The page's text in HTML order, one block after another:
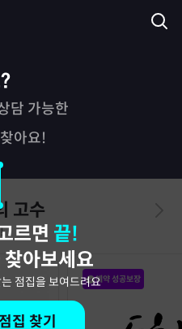
담 가능한
아요!
르면 끝!
아보세요
점집을 보여드려요
집 찾기
고수
예약 성공보장